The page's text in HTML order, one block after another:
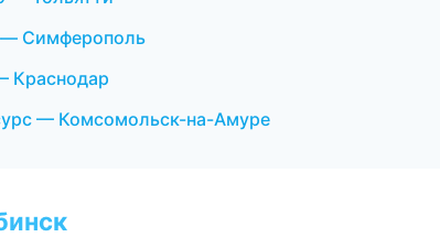
— Симферополь
Краснодар
— Комсомольск-на-Амуре